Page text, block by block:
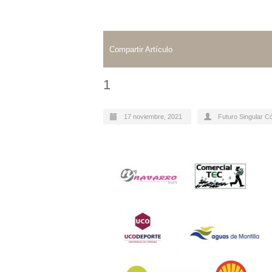
Compartir Artículo
1
17 noviembre, 2021 Futuro Singular